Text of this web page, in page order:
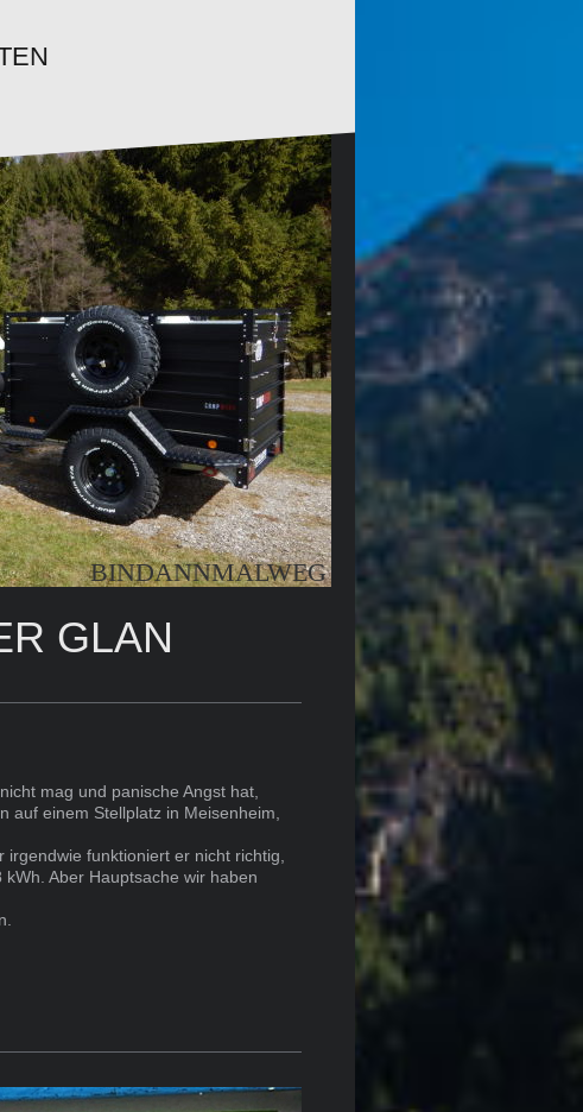
BINDANNMALWEG
GLAN
mag und panische Angst hat,
auf einem Stellplatz in Meisenheim,
funktioniert er nicht richtig,
Aber Hauptsache wir haben